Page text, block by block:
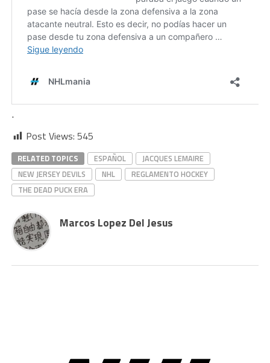
.
Post Views: 545
RELATED TOPICS ESPAÑOL
JACQUES LEMAIRE
NEW JERSEY DEVILS
NHL
REGLAMENTO HOCKEY
THE DEAD PUCK ERA
Marcos Lopez Del Jesus